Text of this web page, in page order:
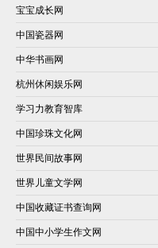
宝宝成长网
中国瓷器网
中华书画网
杭州休闲娱乐网
学习力教育智库
中国珍珠文化网
世界民间故事网
世界儿童文学网
中国收藏证书查询网
中国中小学生作文网